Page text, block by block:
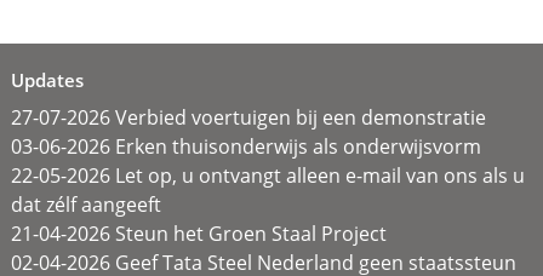
Updates
27-07-2026 Verbied voertuigen bij een demonstratie
03-06-2026 Erken thuisonderwijs als onderwijsvorm
22-05-2026 Let op, u ontvangt alleen e-mail van ons als u
dat zélf aangeeft
21-04-2026 Steun het Groen Staal Project
02-04-2026 Geef Tata Steel Nederland geen staatssteun